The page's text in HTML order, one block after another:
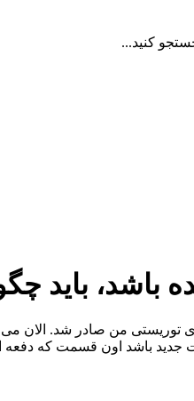
کنید...
باشد، باید
توریستی من صادر شد. الان
باشد اون قسمت که دفعه